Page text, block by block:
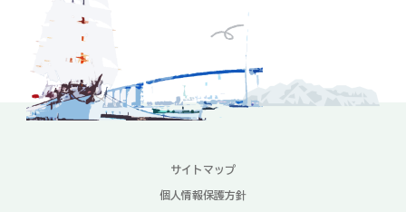
サイトマップ
個人情報保護方針